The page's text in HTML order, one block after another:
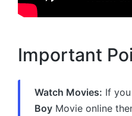
Important
Watch Movies: If
Boy Movie online